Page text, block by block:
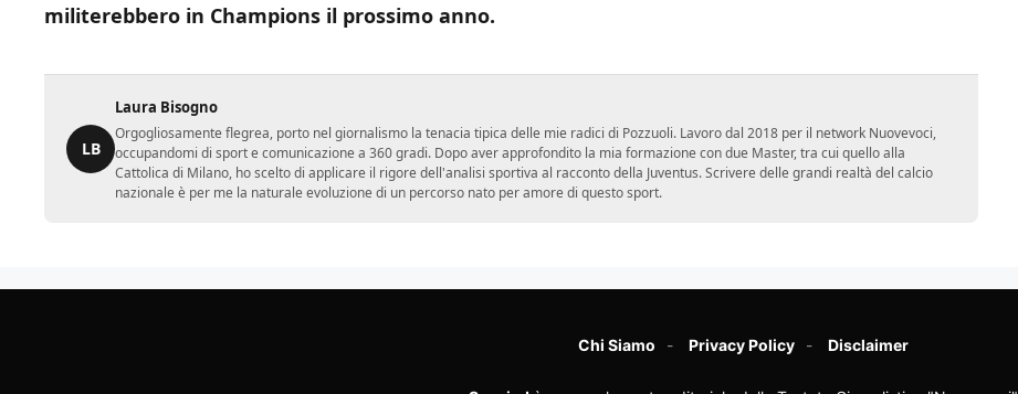
militerebbero in Champions il prossimo anno.
LB
Laura Bisogno
Orgogliosamente flegrea, porto nel giornalismo la tenacia tipica delle mie radici di Pozzuoli. Lavoro dal 2018 per il network Nuovevoci,
occupandomi di sport e comunicazione a 360 gradi. Dopo aver approfondito la mia formazione con due Master, tra cui quello alla
Cattolica di Milano, ho scelto di applicare il rigore dell'analisi sportiva al racconto della Juventus. Scrivere delle grandi realtà del calcio
nazionale è per me la naturale evoluzione di un percorso nato per amore di questo sport.
Chi Siamo Privacy Policy Disclaimer